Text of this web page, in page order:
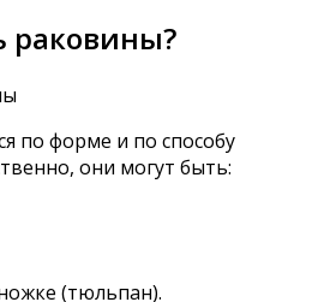
раковины?
по форме и по способу
они могут быть:
(тюльпан).